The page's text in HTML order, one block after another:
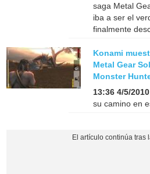
saga Metal
iba a ser el
finalmente
Konami
Metal Gear
Monster
13:36 4/5/2010
su camino en